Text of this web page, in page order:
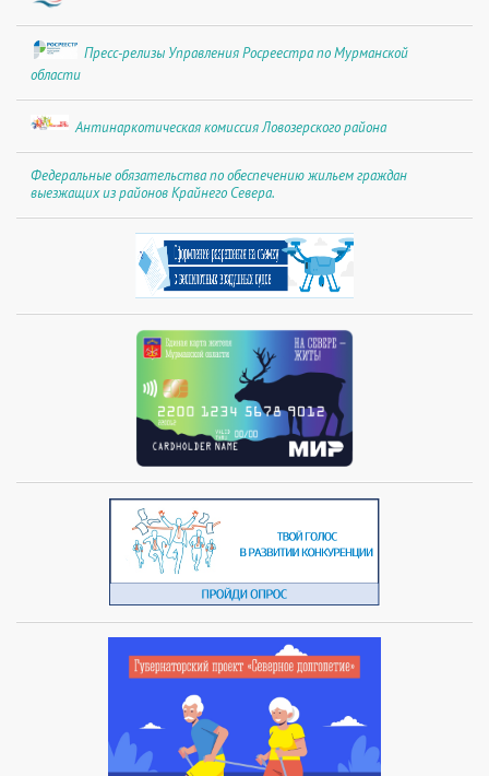
Пресс-релизы Управления Росреестра по Мурманской
области
Антинаркотическая комиссия Ловозерского района
Федеральные обязательства по обеспечению жильем граждан
выезжащих из районов Крайнего Севера.